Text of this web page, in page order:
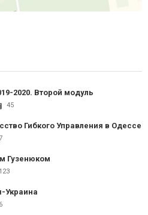
2020. Второй модуль
45
Гибкого Управления в Одессе
Гузенюком
123
Украина